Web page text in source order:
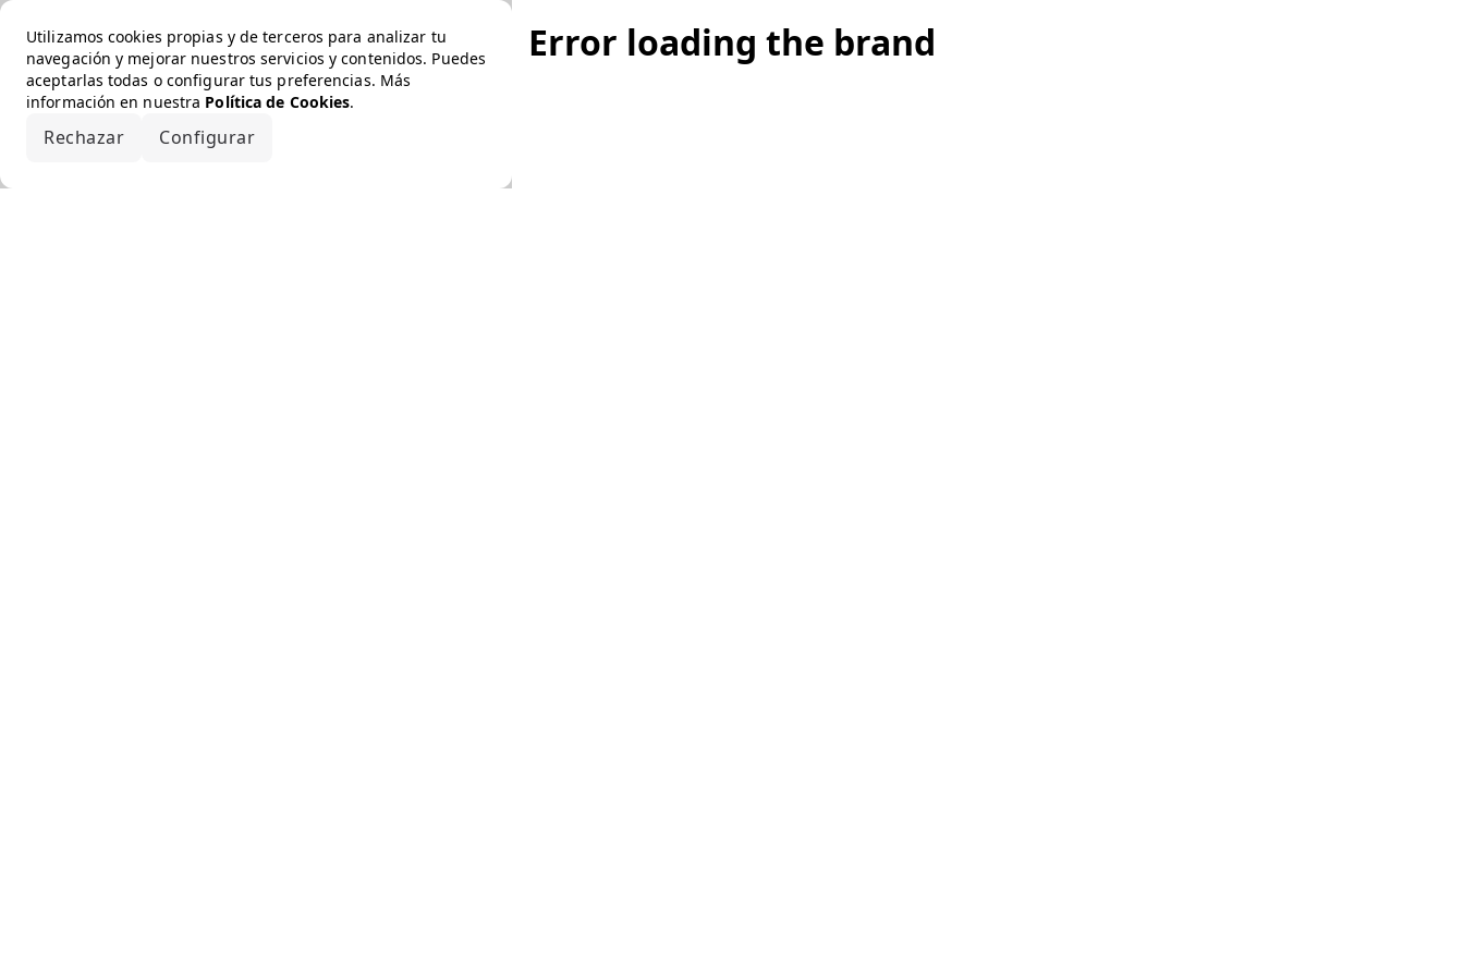
Utilizamos cookies propias y de terceros para analizar tu
navegación y mejorar nuestros servicios y contenidos. Puedes
aceptarlas todas o configurar tus preferencias. Más
información en nuestra Política de Cookies.
Rechazar Configurar
Error loading the brand